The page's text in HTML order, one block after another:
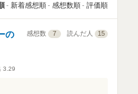
新着感想順 感想数順 評価順
の
感想数 7 読んだ人 15
3.29